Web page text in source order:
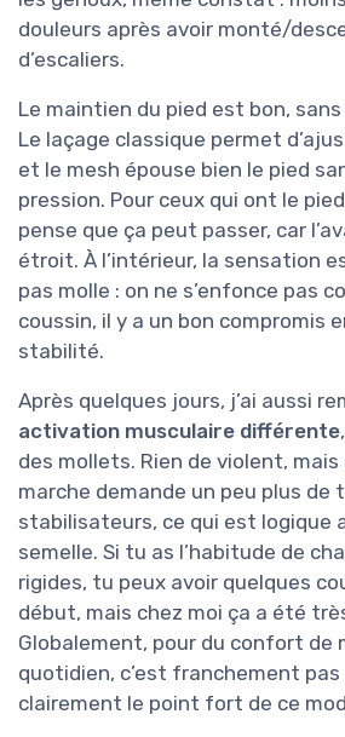
douleurs après avoir monté/
d’escaliers.
Le maintien du pied est bon,
Le laçage classique permet
et le mesh épouse bien le pied
pression. Pour ceux qui ont le
pense que ça peut passer, car
étroit. À l’intérieur, la sensation
pas molle : on ne s’enfonce pas
coussin, il y a un bon compromis
stabilité.
Après quelques jours, j’ai aussi
activation musculaire différente
des mollets. Rien de violent,
marche demande un peu plus de
stabilisateurs, ce qui est logique
semelle. Si tu as l’habitude de
rigides, tu peux avoir quelques
début, mais chez moi ça a été
Globalement, pour du confort de
quotidien, c’est franchement pas
clairement le point fort de ce